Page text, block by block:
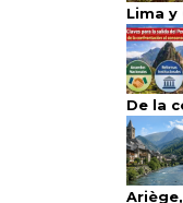
Lima y
De la